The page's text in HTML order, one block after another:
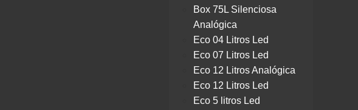
Box 75L Silenciosa
Analógica
Eco 04 Litros Led
Eco 07 Litros Led
Eco 12 Litros Analógica
Eco 12 Litros Led
Eco 5 litros Led